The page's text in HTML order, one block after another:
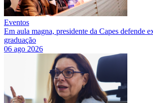
Eventos
Em aula magna, presidente da Capes defende
graduação
06 ago 2026